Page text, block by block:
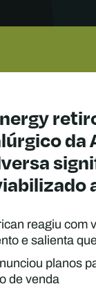
da
reagiu com
e salienta
planos
de venda